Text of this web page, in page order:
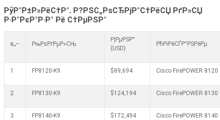
РўР°Р±Р»РёС†Р°. Р?РЅС„РѕСЂРјР°С†РёСЏ РґР»СЏ
Р·Р°РєР°Р·Р° Рё С†РµРЅР°
в„– РњРѕРґРµР»СЊ
Р¦РµРЅР°
(USD)
РћРїРёСЃР°РЅРёРµ
1 FP8120-K9 $89,694 Cisco FirePOWER
2 FP8130-K9 $124,194 Cisco FirePOWER
3 FP8140-K9 $172,494 Cisco FirePOWER